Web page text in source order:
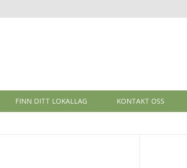
FINN DITT LOKALLAG KONTAKT OSS